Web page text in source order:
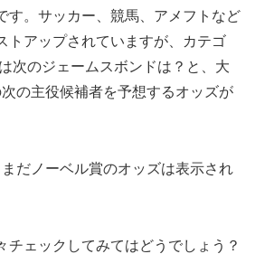
す。サッカー、競馬、アメフトなど
トアップされていますが、カテゴ
次のジェームスボンドは？と、大
の主役候補者を予想するオッズが
まだノーベル賞のオッズは表示され
チェックしてみてはどうでしょう？